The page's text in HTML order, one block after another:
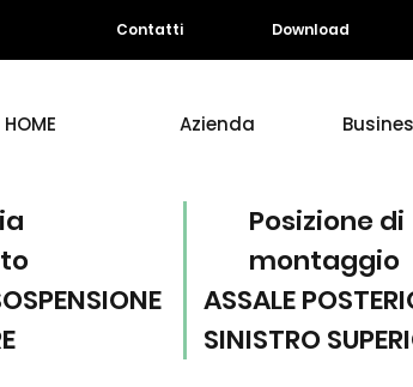
HOME Azienda
Contatti Download
Posizione di
montaggio
ASSALE
SINISTRO